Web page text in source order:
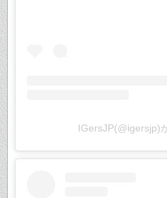
IGersJP(@igersjp)